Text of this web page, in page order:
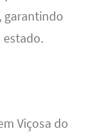
garantindo
Viçosa do